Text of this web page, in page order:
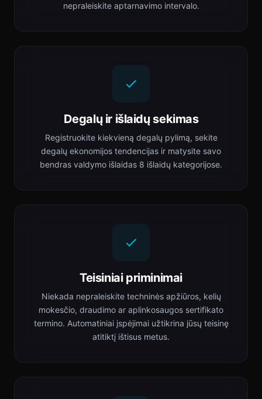
nepraleiskite aptarnavimo intervalo.
Degalų ir išlaidų sekimas
Registruokite kiekvieną degalų pylimą, sekite
degalų ekonomijos tendencijas ir matysite savo
bendras valdymo išlaidas 8 išlaidų kategorijose.
Teisiniai priminimai
Niekada nepraleiskite techninės apžiūros, kelių
mokesčio, draudimo ar aplinkosaugos sertifikato
termino. Automatiniai įspėjimai užtikrina jūsų teisinę
atitiktį ištisus metus.